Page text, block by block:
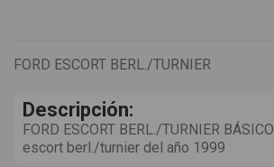
FORD ESCORT BERL./TURNIER
Descripción:
FORD ESCORT BERL./TURNIER
escort berl./turnier del año 1999